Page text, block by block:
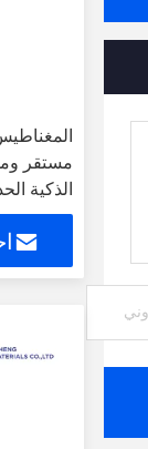
مستقر
الذكية